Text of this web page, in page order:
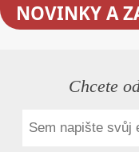
NOVINKYA
Chcete